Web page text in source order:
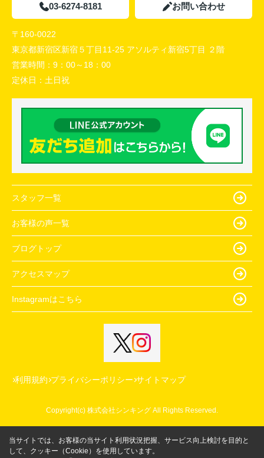
03-6274-8181 お問い合わせ
〒160-0022
東京都新宿区新宿５丁目11-25 アソルティ新宿5丁目 ２階
営業時間： 9：00～18：00
定休日： 土日祝
スタッフ一覧
お客様の声一覧
ブログトップ
アクセスマップ
Instagramはこちら
利用規約 プライバシーポリシー サイトマップ
Copyright(c) 株式会社シンキング All Rights Reserved.
当サイトでは、お客様の当サイト利用状況把握、サービス向上検討を目的と
して、クッキー（Cookie）を使用しています。